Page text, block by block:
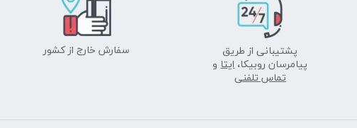
پشتیبانی از طریق
پیامرسان روبیکا،ایتاو
تماس تلفنی
سفارش خارج از کشور